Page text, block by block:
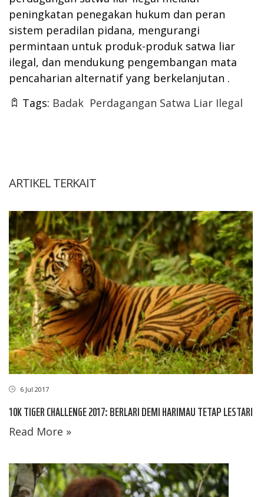
peningkatan penegakan hukum dan peran
sistem peradilan pidana, mengurangi
permintaan untuk produk-produk satwa liar
ilegal, dan mendukung pengembangan mata
pencaharian alternatif yang berkelanjutan .
Tags: Badak Perdagangan Satwa Liar Ilegal
ARTIKEL TERKAIT
6 Jul 2017
10K TIGER CHALLENGE 2017: BERLARI DEMI HARIMAU TETAP LESTARI
Read More »